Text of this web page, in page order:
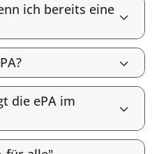
ich bereits eine
die ePA im